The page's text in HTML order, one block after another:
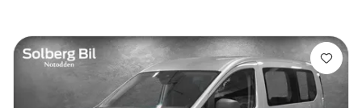
Lagre